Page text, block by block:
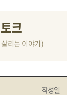
크
리는 이야기)
작성일